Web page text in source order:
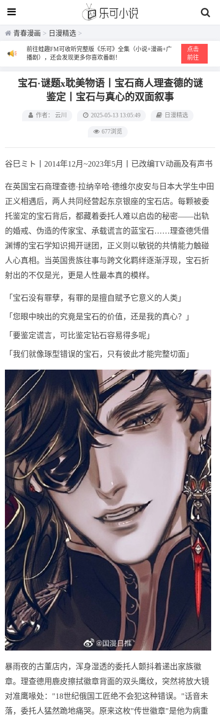
青春漫画 > 日漫精选 >
前往蛙趣FM可收听完整版《乐可》全集（小说+漫画+广
播剧），还会发现更多你喜欢番剧！
点击
前往
宝石·谜题x耽美物语丨宝石商人理查德的谜
鉴定丨宝石与真心的双面叙事
作者： 云川 2025-05-13 13:05:49 日漫精选
677浏览
谷巳ミト丨2014年12月~2023年5月丨已改编TV动画及有声书
在英国宝石商理查德·拉纳辛哈·德维尔皮安与日本大学生中田
正义相遇后，两人共同经营起东京银座的宝石店。每颗被委
托鉴定的宝石背后，都藏着委托人难以启齿的秘密——出轨
的婚戒、伪造的传家宝、承载谎言的蓝宝石……理查德凭借
渊博的宝石学知识揭开谜团，正义则以敏锐的共情能力触碰
人心真相。当英国贵族往事与跨文化羁绊逐渐浮现，宝石折
射出的不仅是光，更是人性最本真的模样。
「宝石没有罪孽，有罪的是擅自赋予它意义的人类」
「您眼中映出的究竟是宝石的价值，还是我的真心？」
「要鉴定谎言，可比鉴定钻石容易得多呢」
「我们就像琢型错误的宝石，只有彼此才能完整切面」
暴雨夜的古董店内，浑身湿透的委托人颤抖着递出家族徽
章。理查德用鹿皮擦拭徽章背面的双头鹰纹，突然将放大镜
对准鹰喙处："18世纪俄国工匠绝不会犯这种错误。"话音未
落，委托人猛然跪地痛哭。原来这枚"传世徽章"是他为病重